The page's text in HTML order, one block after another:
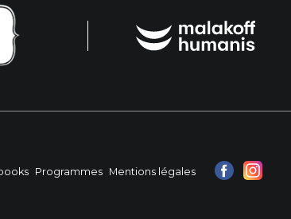
Programmes Mentions légales